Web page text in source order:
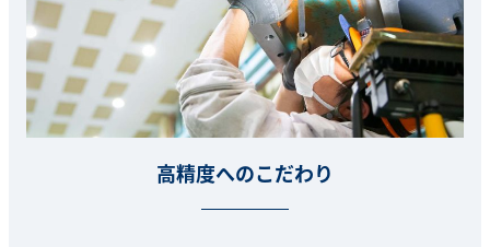
高精度へのこだわり